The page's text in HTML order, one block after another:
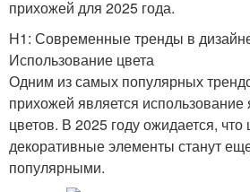
прихожей для 2025 года.
H1: Современные тренды в
Использование цвета
Одним из самых популярных
прихожей является
цветов. В 2025 году ожидается,
декоративные элементы станут
популярными.